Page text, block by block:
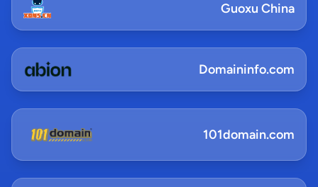
Guoxu China
Domaininfo.com
101domain.com